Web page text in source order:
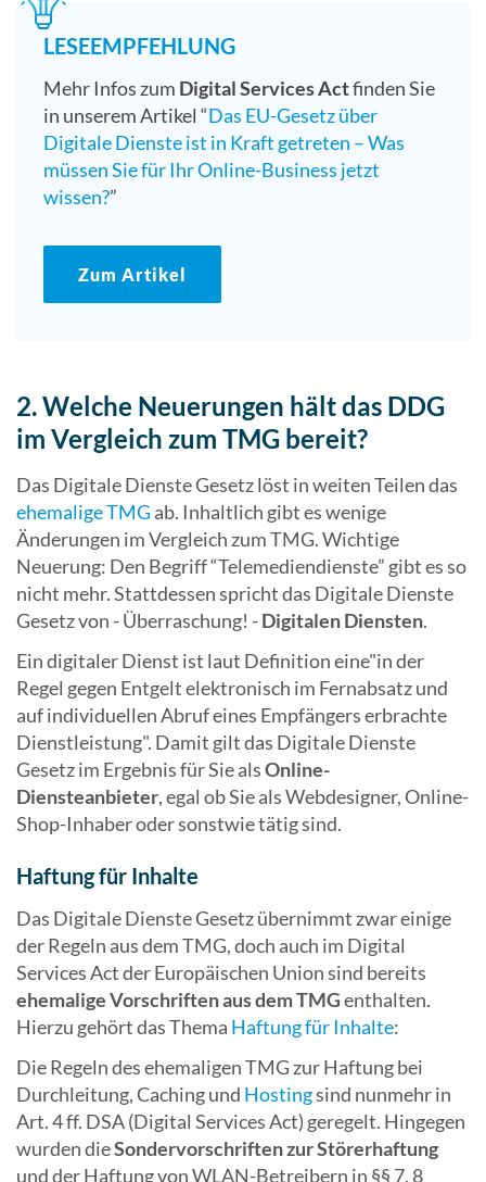
LESEEMPFEHLUNG
Mehr Infos zum Digital Services Actfinden Sie
in unserem Artikel “Das EU-Gesetz über
Digitale Dienste ist in Kraft getreten – Was
müssen Sie für Ihr Online-Business jetzt
wissen?”
Zum Artikel
2. Welche Neuerungen hält das DDG
im Vergleich zum TMG bereit?
Das Digitale Dienste Gesetz löst in weiten Teilen das
ehemalige TMGab. Inhaltlich gibt es wenige
Änderungen im Vergleich zum TMG. Wichtige
Neuerung: Den Begriff “Telemediendienste” gibt es so
nicht mehr. Stattdessen spricht das Digitale Dienste
Gesetz von - Überraschung! -Digitalen Diensten.
Ein digitaler Dienst ist laut Definition eine"in der
Regel gegen Entgelt elektronisch im Fernabsatz und
auf individuellen Abruf eines Empfängers erbrachte
Dienstleistung". Damit gilt das Digitale Dienste
Gesetz im Ergebnis für Sie alsOnline-
Diensteanbieter, egal ob Sie als Webdesigner, Online-
Shop-Inhaber oder sonstwie tätig sind.
Haftung für Inhalte
Das Digitale Dienste Gesetz übernimmt zwar einige
der Regeln aus dem TMG, doch auch im Digital
Services Act der Europäischen Union sind bereits
ehemalige Vorschriften aus dem TMGenthalten.
Hierzu gehört das Thema Haftung für Inhalte:
Die Regeln des ehemaligen TMG zur Haftung bei
Durchleitung, Caching und Hostingsind nunmehr in
Art. 4 ff. DSA (Digital Services Act) geregelt. Hingegen
wurden dieSondervorschriften zur Störerhaftung
und der Haftung von WLAN-Betreibern in §§ 7, 8